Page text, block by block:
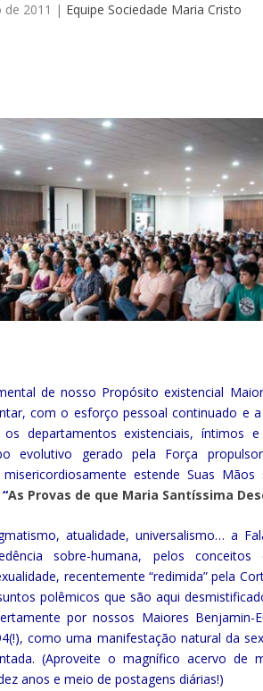
2011 | Equipe Sociedade Maria Cristo
de nosso Propósito existencial
com o esforço pessoal continuado e
departamentos existenciais, íntimos
evolutivo gerado pela Força
estende Suas Mãos
“As Provas de que Maria Santíssima
atualidade, universalismo… a
sobre-humana, pelos conceitos
recentemente “redimida” pela
polêmicos que são aqui
por nossos Maiores Benjamin-
como uma manifestação natural da
(Aproveite o magnífico acervo de
anos e meio de postagens diárias!)